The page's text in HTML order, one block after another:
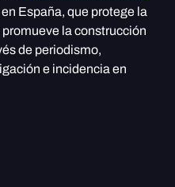
España, que protege la
la construcción
de periodismo,
e incidencia en